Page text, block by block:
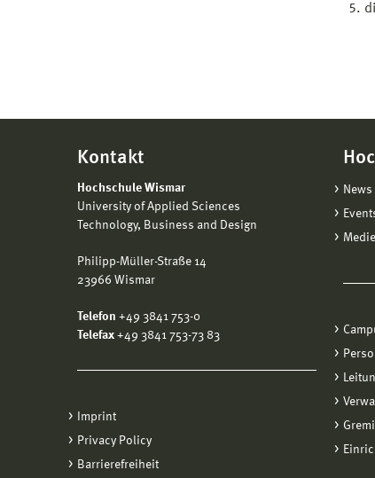
Kontakt
Hochschule Wismar
University of Applied Sciences
Technology, Business and Design
Philipp-Müller-Straße 14
23966 Wismar
Telefon +49 3841 753-0
Telefax +49 3841 753-73 83
Imprint
Privacy Policy
Barrierefreiheit
News